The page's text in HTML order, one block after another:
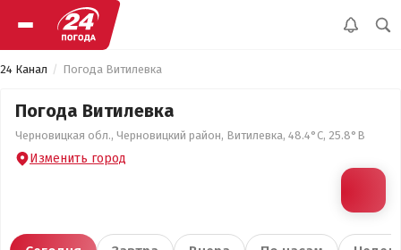
24 Канал Погода Витилевка
Погода Витилевка
Черновицкая обл., Черновицкий район, Витилевка, 48.4°С, 25.8°В
Изменить город